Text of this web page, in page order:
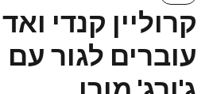
קרוליין קנדי
עוברים לגור